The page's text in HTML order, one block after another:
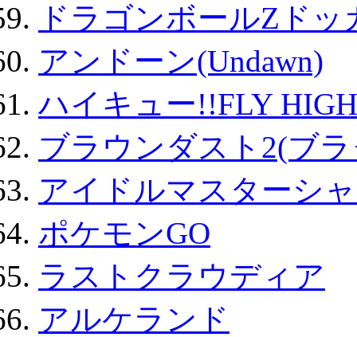
ドラゴンボールZド
アンドーン(Undawn)
ハイキュー!!FLY HIGH
ブラウンダスト2(ブ
アイドルマスターシ
ポケモンGO
ラストクラウディア
アルケランド